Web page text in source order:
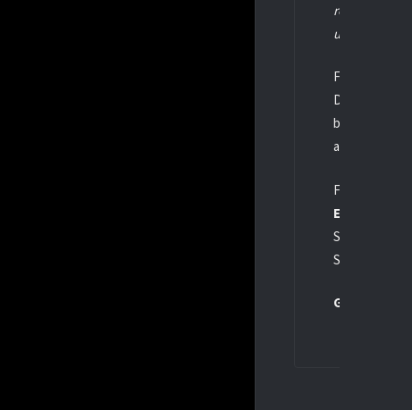
regulären
und sind
Füchse-Fans,
Die
beim
angreifen!
Finalserie:
EHC Erfurt
Spiel 1 & 2:
Spiel 3 (falls
Go Füchse!